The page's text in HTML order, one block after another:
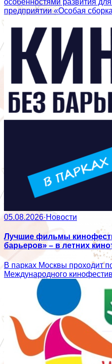
особенностями развития
предприятии «Особая
05.08.2026·Новости
Лучшие фильмы
барьеров» – в летних
В парках Москвы проходит
Международного